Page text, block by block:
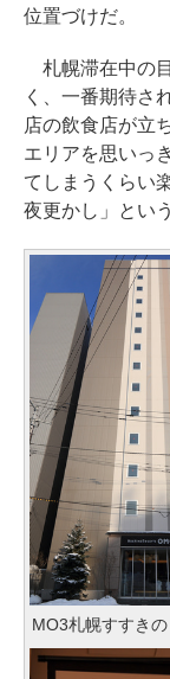
位置づけだ。
札幌滞在中の
く、一番期待さ
店の飲食店が立
エリアを思いっ
てしまうくらい
夜更かし」とい
MO3札幌すすき